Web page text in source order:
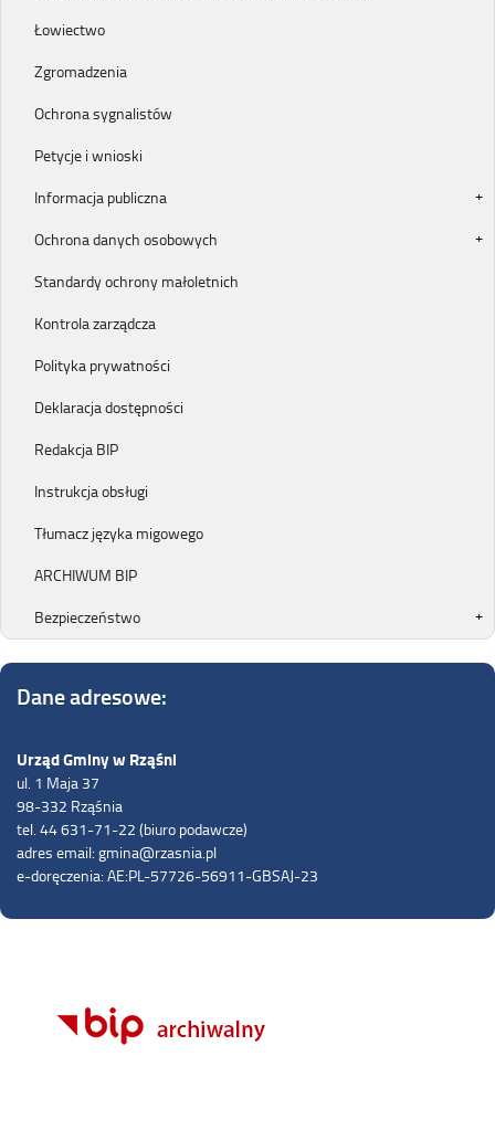
Łowiectwo
Zgromadzenia
Ochrona sygnalistów
Petycje i wnioski
Informacja publiczna
Ochrona danych osobowych
Standardy ochrony małoletnich
Kontrola zarządcza
Polityka prywatności
Deklaracja dostępności
Redakcja BIP
Instrukcja obsługi
Tłumacz języka migowego
ARCHIWUM BIP
Bezpieczeństwo
Dane adresowe:
Urząd Gminy w Rząśni
ul. 1 Maja 37
98-332 Rząśnia
tel. 44 631-71-22 (biuro podawcze)
adres email: gmina@rzasnia.pl
e-doręczenia: AE:PL-57726-56911-GBSAJ-23